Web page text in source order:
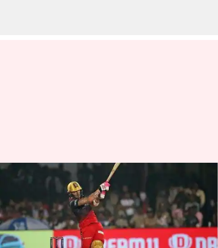
ఐపీఎల్ 2023లో సిక్సర్ల మోత..
అత్యధిక సిక్సర్ల రికార్డు బద్దలు
వ్రాసిన వారు Jayachandra Akuri May 22, 2023 05:40 pm
ఈ వార్తాకథనం ఏంటి